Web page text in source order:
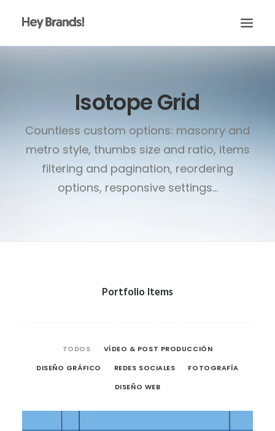
CONÓCENOS
ESCRÍBENOS
Isotope Grid
Countless custom options: masonry and
metro style, thumbs size and ratio, items
filtering and pagination, reordering
options, responsive settings...
Portfolio Items
TODOS
VÍDEO & POST PRODUCCIÓN
DISEÑO GRÁFICO
REDES SOCIALES
FOTOGRAFÍA
DISEÑO WEB